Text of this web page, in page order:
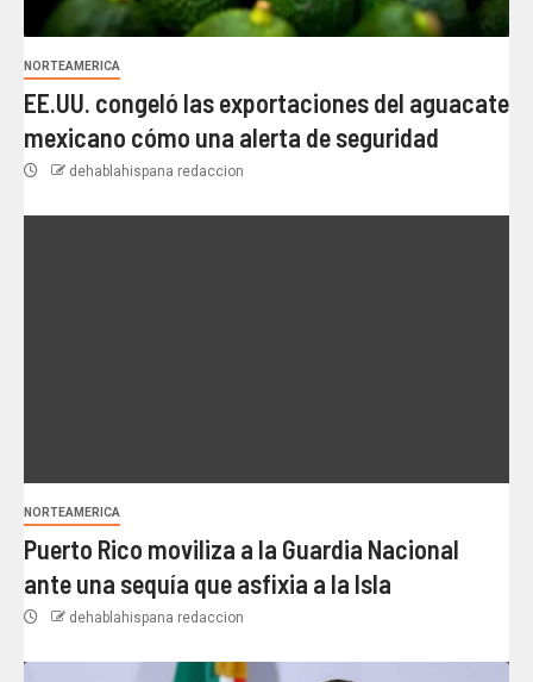
NORTEAMERICA
EE.UU. congeló las exportaciones del aguacate
mexicano cómo una alerta de seguridad
dehablahispana redaccion
NORTEAMERICA
Puerto Rico moviliza a la Guardia Nacional
ante una sequía que asfixia a la Isla
dehablahispana redaccion